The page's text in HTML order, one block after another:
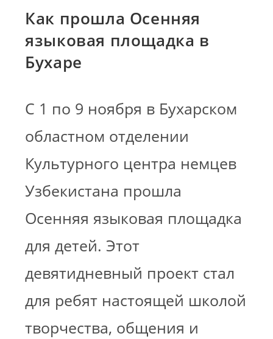
Как прошла Осенняя
языковая площадка в
Бухаре
С 1 по 9 ноября в Бухарском
областном отделении
Культурного центра немцев
Узбекистана прошла
Осенняя языковая площадка
для детей. Этот
девятидневный проект стал
для ребят настоящей школой
творчества, общения и